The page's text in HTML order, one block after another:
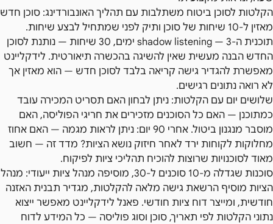
הקלטות לסוכן ביטוח משתלבות עם תהליך האונבורדינג: סוכן חדש
מאזין ל-10 שיחות של סוכן ותיק לפני שמתחיל לבצע שיחות.
תוכנית ה-shadow listening — 3 ימים, 30 שיחות — נותנת לסוכן
החדש הבנה מעשית שאין להשיגה בהכשרה תיאורטית. לידקליינט
מאפשרת להגדיר גישה קריאה בלבד לסוכן חדש — הוא מאזין אך
לא רואה נתונים רגישים.
שלושים יום עם הקלטות: ניתן לבחון האם תסריט המכירה עובד
כמתוכנן — האם כל הסוכנים מזכירים את חריגי הפוליסה, האם
מוסבר מנגנון ביטול. אחרי 90 יום: ניתן לראות מגמה — האם אחוז
מחלוקות לקוחות ירד לאחר חיזוק נושא הציות? מדד זה — חשוב
מאוד לסוכנויות שרוצות להוכיח תהליכי ציות לפיקוח.
סוכנות שגדלה מ-10 סוכנים ל-30, מוסיפה מנהל ציות ייעודי: מנהל
הציות מוסיף הרשאת גישה מלאה להקלטות, מגדיר תבנית האזנה
חודשית, ומייצר דוח ציות חודשי. פאנל לידקליינט מאפשר ייצוא
נתוני הקלטות לפי תאריך, סוכן וסוג פוליסה — כל המידע לדוח